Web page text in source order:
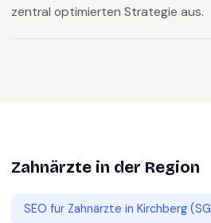
zentral optimierten Strategie aus.
Zahnärzte in der Region
SEO für Zahnärzte in Kirchberg